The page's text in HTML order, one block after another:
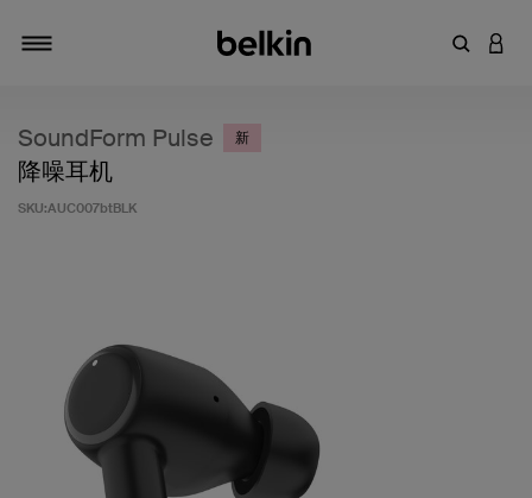
输入关键
登录
SoundForm Pulse 新
降噪耳机
SKU:AUC007btBLK